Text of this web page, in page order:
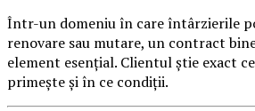
Într-un domeniu în care întârzierile
renovare sau mutare, un contract
element esențial. Clientul știe exact
primește și în ce condiții.